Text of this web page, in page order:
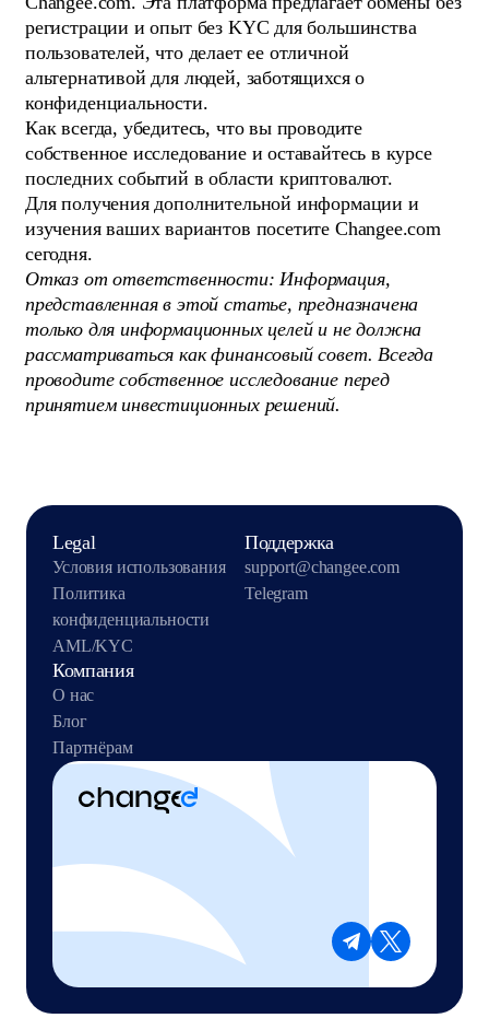
регистрации и опыт без KYC для большинства
пользователей, что делает ее отличной
альтернативой для людей, заботящихся о
конфиденциальности.
Как всегда, убедитесь, что вы проводите
собственное исследование и оставайтесь в курсе
последних событий в области криптовалют.
Для получения дополнительной информации и
изучения ваших вариантов посетите Changee.com
сегодня.
Отказ от ответственности: Информация,
представленная в этой статье, предназначена
только для информационных целей и не должна
рассматриваться как финансовый совет. Всегда
проводите собственное исследование перед
принятием инвестиционных решений.
Legal
Условия использования
Политика
конфиденциальности
AML/KYC
Поддержка
support@changee.com
Telegram
Компания
О нас
Блог
Партнёрам